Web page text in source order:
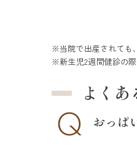
※当院で出産されても
※新生児2週間健診の
よく
Q おっぱ